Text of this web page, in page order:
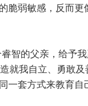
脆弱敏感，反而
智的父亲，给予
就我自立、勇敢
一套方式来教育自